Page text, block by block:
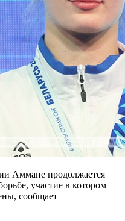
Аммане продолжается
участие в котором
сообщает